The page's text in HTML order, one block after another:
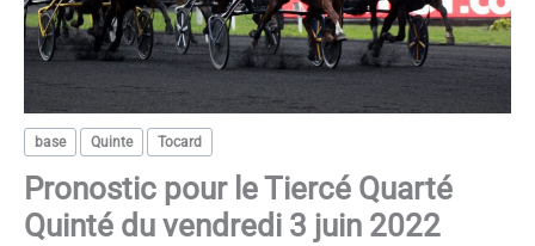
base Quinte Tocard
Pronostic pour le Tiercé Quarté
Quinté du vendredi 3 juin 2022